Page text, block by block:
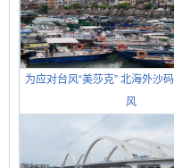
为应对台风“美莎克” 北海外沙
风